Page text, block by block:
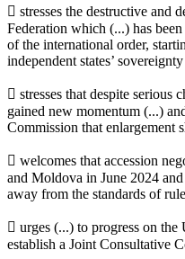
 stresses the destructive and
Federation which (...) has
of the international order,
independent states’
 stresses that despite serious
gained new momentum (...)
Commission that enlargement
 welcomes that accession
and Moldova in June 2024
away from the standards of
 urges (...) to progress on
establish a Joint Consultative